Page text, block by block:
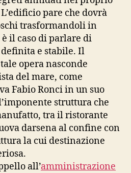
pare che dovrà
trasformandoli in
il caso di parlare di
e stabile. Il
opera nasconde
del mare, come
Fabio Ronci in un suo
struttura che
tra il ristorante
darsena al confine con
la cui destinazione
all’amministrazione